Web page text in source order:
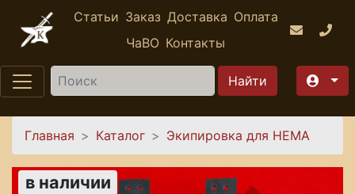
Перейти к основному содержанию
Статьи Заказ Доставка Оплата
ЧаВО Контакты
Найти
Вы здесь
Главная Каталог Экипировка для HEMA
в наличии